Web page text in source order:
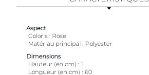
Aspect
Coloris
Rose
Matériau principal
Polyester
Dimensions
Hauteur (en cm)
1
Longueur (en cm)
60